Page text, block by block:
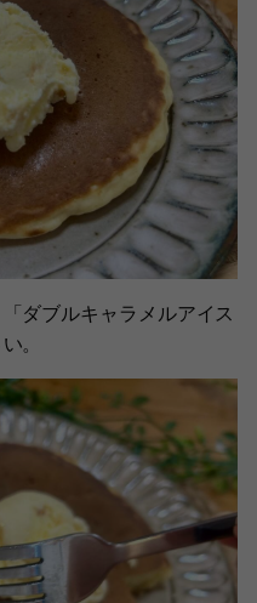
ダブルキャラメルアイス
。